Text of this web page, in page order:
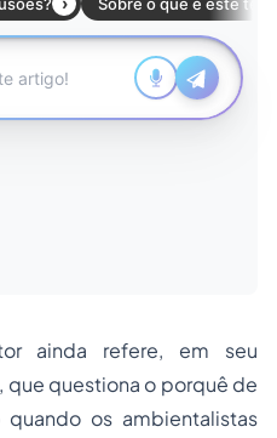
ainda refere, em seu
que questiona o porquê de
os ambientalistas